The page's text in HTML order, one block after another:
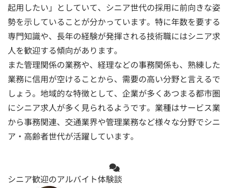
起用したい」としていて、シニア世代の採用に前向きな姿
勢を示していることが分かっています。特に年数を要する
専門知識や、長年の経験が発揮される技術職にはシニア求
人を歓迎する傾向があります。
また管理関係の業務や、経理などの事務関係も、熟練した
業務に信用が空けることから、需要の高い分野と言えるで
しょう。地域的な特徴として、企業が多くあつまる都市圏
にシニア求人が多く見られるようです。業種はサービス業
から事務関連、交通業界や管理業務など様々な分野でシニ
ア・高齢者世代が活躍しています。
シニア歓迎のアルバイト体験談